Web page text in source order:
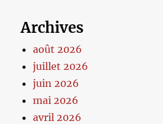
Archives
août 2026
juillet 2026
juin 2026
mai 2026
avril 2026